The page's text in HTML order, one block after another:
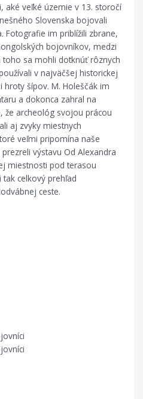
aké veľké územie v 13. storočí
Slovenska bojovali
im priblížili zbrane,
bojovníkov, medzi
sa mohli dotknúť rôznych
v najväčšej historickej
hroty šípov. M. Holeščák im
a dokonca zahral na
že archeológ svojou prácou
aj zvyky miestnych
veľmi pripomína naše
výstavu Od Alexandra
miestnosti pod terasou
celkový prehľad
ceste.